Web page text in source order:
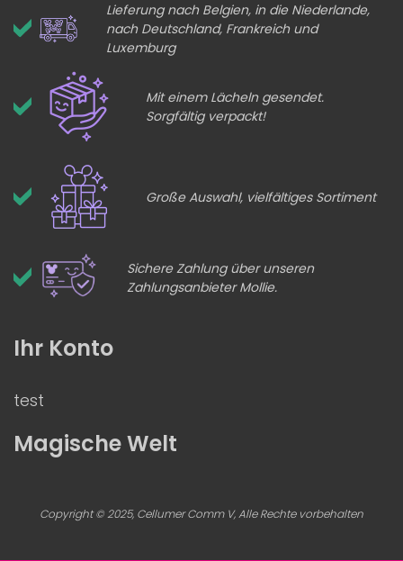
Lieferung nach Belgien, in die Niederlande,
nach Deutschland, Frankreich und
Luxemburg
Mit einem Lächeln gesendet.
Sorgfältig verpackt!
Große Auswahl, vielfältiges Sortiment
Sichere Zahlung über unseren
Zahlungsanbieter Mollie.
Magische Welt
Ihr Konto
test
Copyright © 2025, Cellumer Comm V, Alle Rechte vorbehalten